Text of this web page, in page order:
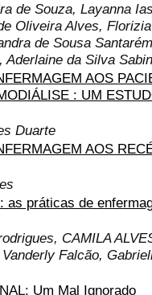
de Souza, Layanna
Oliveira Alves,
de Sousa
Aderlaine da Silva
AOS
: UM
Duarte
AOS
as práticas de
CAMILA
Falcão,
Um Mal Ignorado